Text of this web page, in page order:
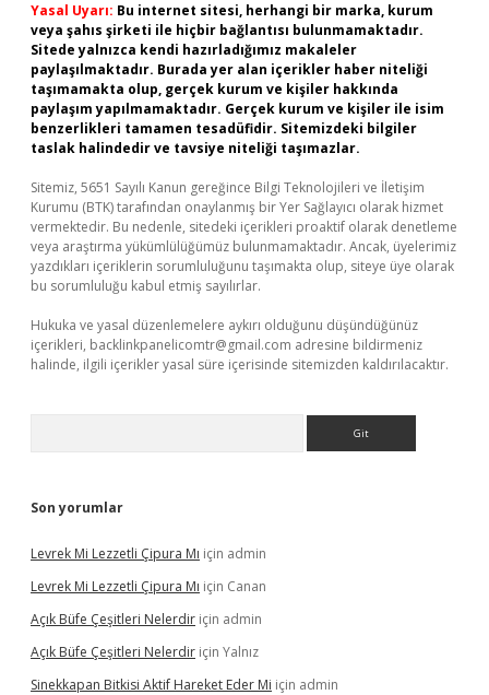
Yasal Uyarı: Bu internet sitesi, herhangi bir marka, kurum
veya şahıs şirketi ile hiçbir bağlantısı bulunmamaktadır.
Sitede yalnızca kendi hazırladığımız makaleler
paylaşılmaktadır. Burada yer alan içerikler haber niteliği
taşımamakta olup, gerçek kurum ve kişiler hakkında
paylaşım yapılmamaktadır. Gerçek kurum ve kişiler ile isim
benzerlikleri tamamen tesadüfidir. Sitemizdeki bilgiler
taslak halindedir ve tavsiye niteliği taşımazlar.
Sitemiz, 5651 Sayılı Kanun gereğince Bilgi Teknolojileri ve İletişim
Kurumu (BTK) tarafından onaylanmış bir Yer Sağlayıcı olarak hizmet
vermektedir. Bu nedenle, sitedeki içerikleri proaktif olarak denetleme
veya araştırma yükümlülüğümüz bulunmamaktadır. Ancak, üyelerimiz
yazdıkları içeriklerin sorumluluğunu taşımakta olup, siteye üye olarak
bu sorumluluğu kabul etmiş sayılırlar.
Hukuka ve yasal düzenlemelere aykırı olduğunu düşündüğünüz
içerikleri, backlinkpanelicomtr@gmail.com adresine bildirmeniz
halinde, ilgili içerikler yasal süre içerisinde sitemizden kaldırılacaktır.
Son yorumlar
Levrek Mi Lezzetli Çipura Mı için admin
Levrek Mi Lezzetli Çipura Mı için Canan
Açık Büfe Çeşitleri Nelerdir için admin
Açık Büfe Çeşitleri Nelerdir için Yalnız
Sinekkapan Bitkisi Aktif Hareket Eder Mi için admin